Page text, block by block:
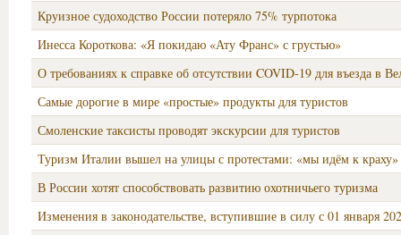
Круизное судоходство России потеряло 75% турпотока
Инесса Короткова: «Я покидаю «Ату Франс» с грустью»
О требованиях к справке об отсутствии COVID-19 для въезда в
Самые дорогие в мире «простые» продукты для туристов
Смоленские таксисты проводят экскурсии для туристов
Туризм Италии вышел на улицы с протестами: «мы идём к краху»
В России хотят способствовать развитию охотничьего туризма
Изменения в законодательстве, вступившие в силу с 01 января